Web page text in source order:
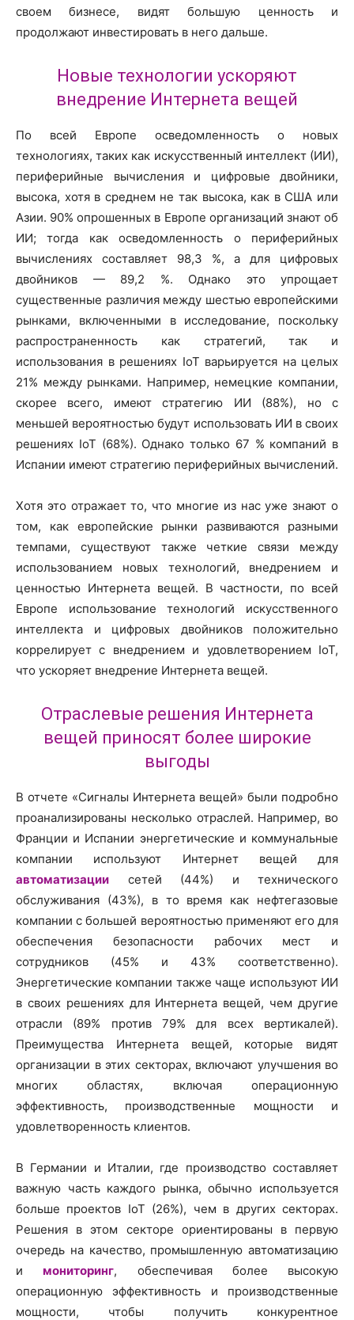
своем бизнесе, видят большую ценность и
продолжают инвестировать в него дальше.
Новые технологии ускоряют
внедрение Интернета вещей
По всей Европе осведомленность о новых
технологиях, таких как искусственный интеллект (ИИ),
периферийные вычисления и цифровые двойники,
высока, хотя в среднем не так высока, как в США или
Азии. 90% опрошенных в Европе организаций знают об
ИИ; тогда как осведомленность о периферийных
вычислениях составляет 98,3 %, а для цифровых
двойников — 89,2 %. Однако это упрощает
существенные различия между шестью европейскими
рынками, включенными в исследование, поскольку
распространенность как стратегий, так и
использования в решениях IoT варьируется на целых
21% между рынками. Например, немецкие компании,
скорее всего, имеют стратегию ИИ (88%), но с
меньшей вероятностью будут использовать ИИ в своих
решениях IoT (68%). Однако только 67 % компаний в
Испании имеют стратегию периферийных вычислений.
Хотя это отражает то, что многие из нас уже знают о
том, как европейские рынки развиваются разными
темпами, существуют также четкие связи между
использованием новых технологий, внедрением и
ценностью Интернета вещей. В частности, по всей
Европе использование технологий искусственного
интеллекта и цифровых двойников положительно
коррелирует с внедрением и удовлетворением IoT,
что ускоряет внедрение Интернета вещей.
Отраслевые решения Интернета
вещей приносят более широкие
выгоды
В отчете «Сигналы Интернета вещей» были подробно
проанализированы несколько отраслей. Например, во
Франции и Испании энергетические и коммунальные
компании используют Интернет вещей для
автоматизации сетей (44%) и технического
обслуживания (43%), в то время как нефтегазовые
компании с большей вероятностью применяют его для
обеспечения безопасности рабочих мест и
сотрудников (45% и 43% соответственно).
Энергетические компании также чаще используют ИИ
в своих решениях для Интернета вещей, чем другие
отрасли (89% против 79% для всех вертикалей).
Преимущества Интернета вещей, которые видят
организации в этих секторах, включают улучшения во
многих областях, включая операционную
эффективность, производственные мощности и
удовлетворенность клиентов.
В Германии и Италии, где производство составляет
важную часть каждого рынка, обычно используется
больше проектов IoT (26%), чем в других секторах.
Решения в этом секторе ориентированы в первую
очередь на качество, промышленную автоматизацию
имониторинг, обеспечивая более высокую
операционную эффективность и производственные
мощности, чтобы получить конкурентное